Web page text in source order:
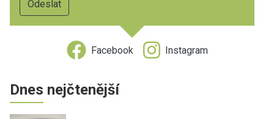
Facebook Instagram
Dnes nejčtenější